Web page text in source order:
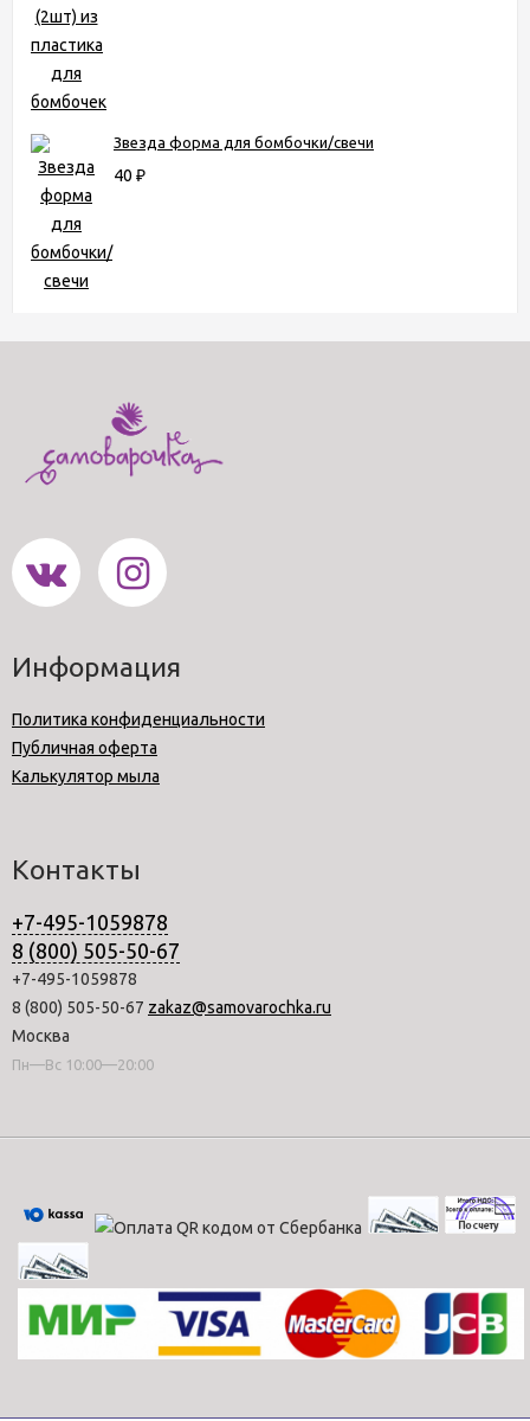
Звезда форма для бомбочки/свечи
40 ₽
Информация
Политика конфиденциальности
Публичная оферта
Калькулятор мыла
Контакты
+7-495-1059878
8 (800) 505-50-67
+7-495-1059878
8 (800) 505-50-67 zakaz@samovarochka.ru
Москва
Пн—Вс 10:00—20:00